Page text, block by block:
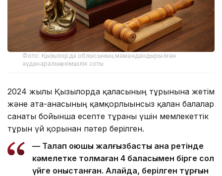
Фото: Қызылорда облысының мамандандырылған
ауданаралық әкімшілік соты
2024 жылы Қызылорда қаласының тұрғынына жетім
және ата-анасының қамқорлығынсыз қалған балалар
санаты бойынша есепте тұрғаны үшін мемлекеттік
тұрғын үй қорынан пәтер берілген.
— Талап қоюшы жалғызбасты ана ретінде
кәмелетке толмаған 4 баласымен бірге сол
үйге қоныстанған. Алайда, берілген тұрғын